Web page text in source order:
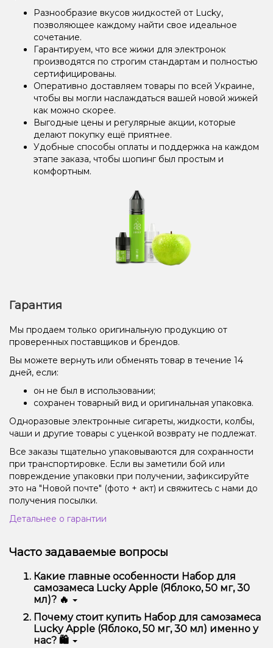
Разнообразие вкусов жидкостей от Lucky,
позволяющее каждому найти свое идеальное
сочетание.
Гарантируем, что все жижи для электронок
производятся по строгим стандартам и полностью
сертифицированы.
Оперативно доставляем товары по всей Украине,
чтобы вы могли наслаждаться вашей новой жижей
как можно скорее.
Выгодные цены и регулярные акции, которые
делают покупку ещё приятнее.
Удобные способы оплаты и поддержка на каждом
этапе заказа, чтобы шопинг был простым и
комфортным.
Гарантия
Мы продаем только оригинальную продукцию от
проверенных поставщиков и брендов.
Вы можете вернуть или обменять товар в течение 14
дней, если:
он не был в использовании;
сохранен товарный вид и оригинальная упаковка.
Одноразовые электронные сигареты, жидкости, колбы,
чаши и другие товары с уценкой возврату не подлежат.
Все заказы тщательно упаковываются для сохранности
при транспортировке. Если вы заметили бой или
повреждение упаковки при получении, зафиксируйте
это на "Новой почте" (фото + акт) и свяжитесь с нами до
получения посылки.
Детальнее о гарантии
Часто задаваемые вопросы
Какие главные особенности Набор для
самозамеса Lucky Apple (Яблоко, 50 мг, 30
мл)? 🔥
Набор для самозамеса Lucky Apple (Яблоко, 50 мг,
30 мл) отличается высоким качеством, удобством
использования и надежностью.
Почему стоит купить Набор для самозамеса
Lucky Apple (Яблоко, 50 мг, 30 мл) именно у
нас? 🛍️